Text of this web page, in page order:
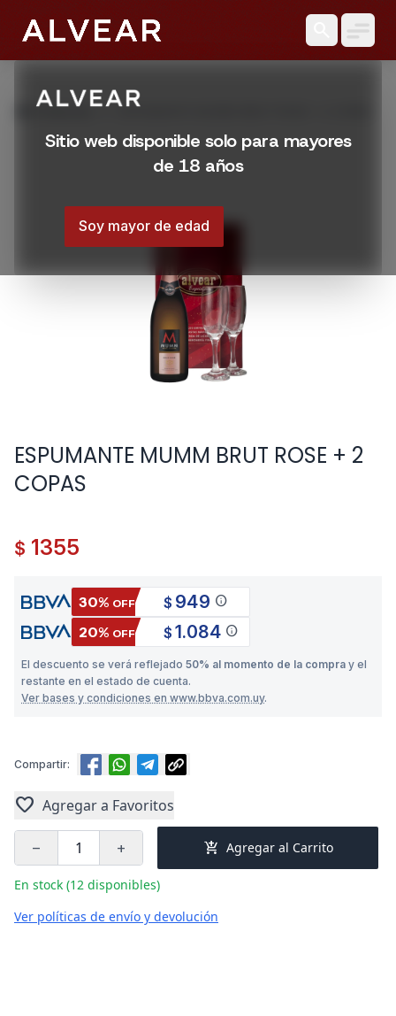
Sitio web disponible solo para mayores
de 18 años
Soy mayor de edad
Productos ESPUMANTE MUMM BRUT ROSE + 2 COPAS
ESPUMANTE MUMM BRUT ROSE + 2
COPAS
$ 1355
30% OFF $ 949 info
20% OFF $ 1.084 info
El descuento se verá reflejado 50% al momento de la compra y el
restante en el estado de cuenta.
Ver bases y condiciones en www.bbva.com.uy.
Compartir:
favorite Agregar a Favoritos
remove add add_shopping_cart Agregar al Carrito
En stock (12 disponibles)
Ver políticas de envío y devolución